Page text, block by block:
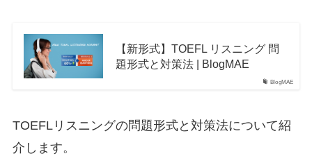
BlogMAE
【新形式】TOEFL リスニング 問
題形式と対策法 | BlogMAE
TOEFLリスニングの問題形式と対策法について紹
介します。